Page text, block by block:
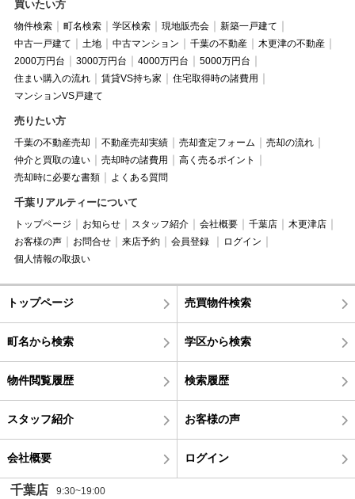
買いたい方
物件検索 町名検索 学区検索 現地販売会
新築一戸建て
中古一戸建て
土地 中古マンション 千葉の不動産
木更津の不動産
2000万円台
3000万円台 4000万円台
5000万円台
住まい購入の流れ
賃貸VS持ち家
住宅取得時の諸費用
マンションVS戸建て
売りたい方
千葉の不動産売却 不動産売却実績 売却査定フォーム
売却の流れ
仲介と買取の違い
売却時の諸費用
高く売るポイント
売却時に必要な書類
よくある質問
千葉リアルティーについて
トップページ お知らせ スタッフ紹介 会社概要 千葉店
木更津店
お客様の声
お問合せ 来店予約 会員登録
ログイン
個人情報の取扱い
トップページ 売買物件検索
町名から検索 学区から検索
物件閲覧履歴 検索履歴
スタッフ紹介 お客様の声
会社概要 ログイン
千葉店 9:30~19:00